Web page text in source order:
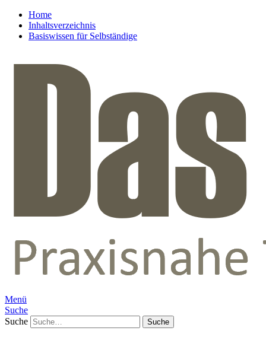
Home
Inhaltsverzeichnis
Basiswissen für Selbständige
Menü
Suche
Suche